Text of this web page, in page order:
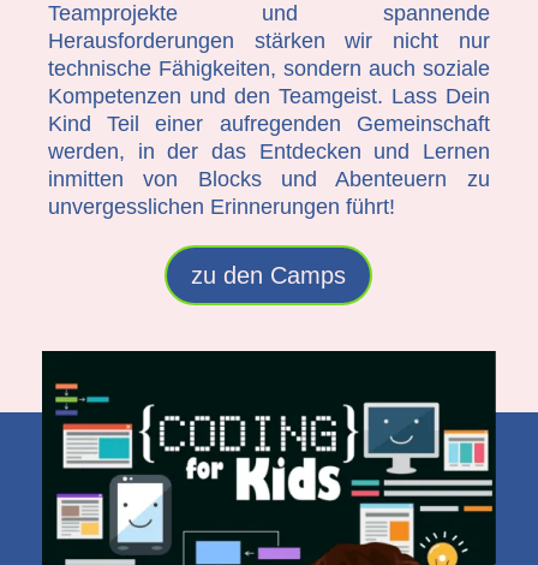
Teamprojekte und spannende
Herausforderungen stärken wir nicht nur
technische Fähigkeiten, sondern auch soziale
Kompetenzen und den Teamgeist. Lass Dein
Kind Teil einer aufregenden Gemeinschaft
werden, in der das Entdecken und Lernen
inmitten von Blocks und Abenteuern zu
unvergesslichen Erinnerungen führt!
zu den Camps